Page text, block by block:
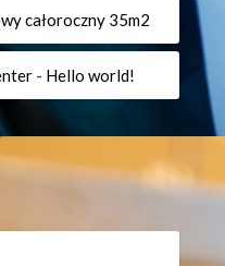
całoroczny 35m2
- Hello world!